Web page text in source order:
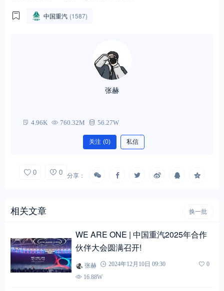
中国重汽 (1587)
张赫
4.96K 760.32M 56.27W
关注 (0) 私信
0 0 分享：
相关文章 换一批
WE ARE ONE | 中国重汽2025年合作
伙伴大会圆满召开!
张赫 2024年12月10日 09:30
0
16.88W